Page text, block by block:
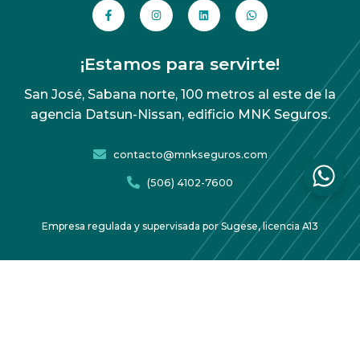
¡Estamos para servirte!
San José, Sabana norte, 100 metros al este de la
agencia Datsun-Nissan, edificio MNK Seguros.
contacto@mnkseguros.com
(506) 4102-7600
Empresa regulada y supervisada por Sugese, licencia A13